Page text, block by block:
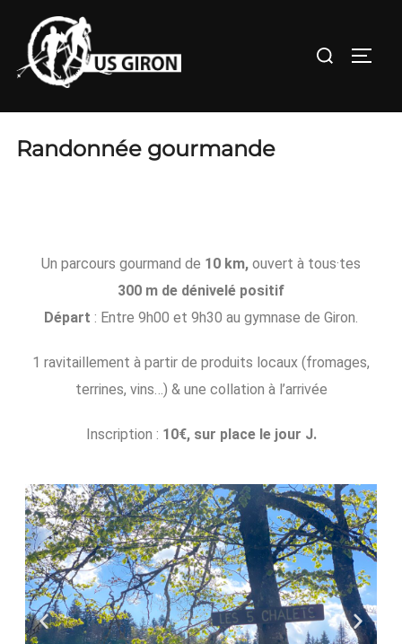
Randonnée gourmande
Un parcours gourmand de 10 km, ouvert à tous·tes
300 m de dénivelé positif
Départ : Entre 9h00 et 9h30 au gymnase de Giron.
1 ravitaillement à partir de produits locaux (fromages,
terrines, vins…) & une collation à l’arrivée
Inscription : 10€, sur place le jour J.